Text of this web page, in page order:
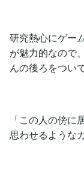
研究熱心にゲー
が魅力的なので
んの後ろをつい
「この人の傍に
思わせるような